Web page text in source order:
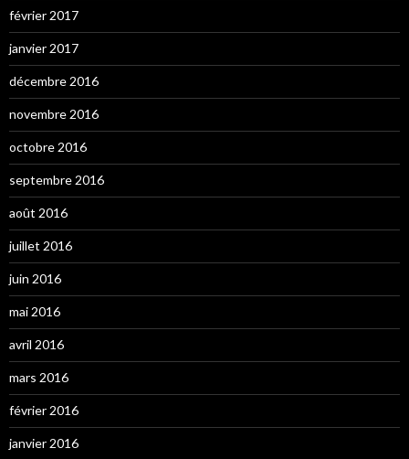
février 2017
janvier 2017
décembre 2016
novembre 2016
octobre 2016
septembre 2016
août 2016
juillet 2016
juin 2016
mai 2016
avril 2016
mars 2016
février 2016
janvier 2016